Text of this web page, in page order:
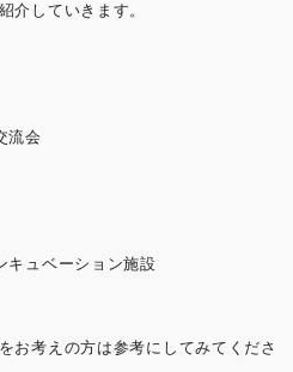
介していきます。
流会
ュベーション施設
お考えの方は参考にしてみてくださ